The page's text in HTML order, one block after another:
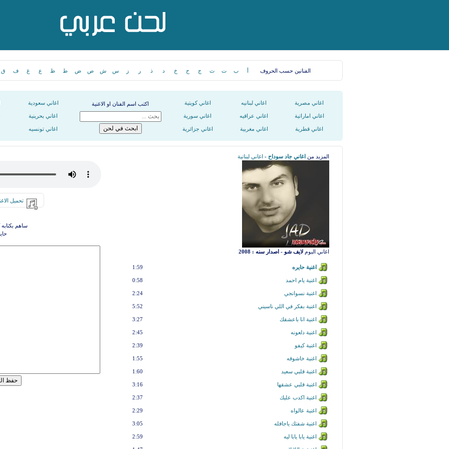
الفنانين حسب الحروف أ ب ت ث ج ح خ د ذ ر ز س ش ص ض ط ظ ع غ ف ق
اغاني مصرية اغاني لبنانيه اغاني كويتية اكتب اسم الفنان او الاغنية اغاني سعودية
اغاني اماراتية اغاني عراقيه اغاني سورية اغاني بحرينية
اغاني قطرية اغاني مغربية اغاني جزائرية اغاني تونسيه
المزيد من اغاني جاد سوداح - اغاني لبنانية
اغاني البوم لايف شو - اصدار سنه : 2008
اغنية حايره 1:59
اغنية يام احمد 0:58
اغنية نسوانجي 2:24
اغنية بفكر في اللي ناسيني 5:52
اغنية انا باعشقك 3:27
اغنية دلعونه 2:45
اغنية كيفو 2:39
اغنية خاشوقه 1:55
اغنية قلبي سعيد 1:60
اغنية قلبي عشقها 3:16
اغنية اكدب عليك 2:37
اغنية عالواه 2:29
اغنية شفتك ياجافله 3:05
اغنية يابا يابا ليه 2:59
تحميل
ساهم بكتابه